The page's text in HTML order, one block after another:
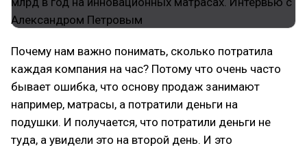
Почему нам важно понимать, сколько потратила
каждая компания на час? Потому что очень часто
бывает ошибка, что основу продаж занимают
например, матрасы, а потратили деньги на
подушки. И получается, что потратили деньги не
туда, а увидели это на второй день. И это